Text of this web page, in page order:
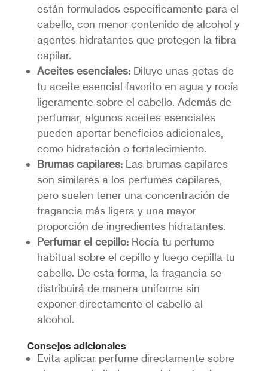
están formulados específicamente para el
cabello, con menor contenido de alcohol y
agentes hidratantes que protegen la fibra
capilar.
Aceites esenciales:Diluye unas gotas de
tu aceite esencial favorito en agua y rocía
ligeramente sobre el cabello. Además de
perfumar, algunos aceites esenciales
pueden aportar beneficios adicionales,
como hidratación o fortalecimiento.
Brumas capilares:Las brumas capilares
son similares a los perfumes capilares,
pero suelen tener una concentración de
fragancia más ligera y una mayor
proporción de ingredientes hidratantes.
Perfumar el cepillo:Rocía tu perfume
habitual sobre el cepillo y luego cepilla tu
cabello. De esta forma, la fragancia se
distribuirá de manera uniforme sin
exponer directamente el cabello al
alcohol.
Consejos adicionales
Evita aplicar perfume directamente sobre